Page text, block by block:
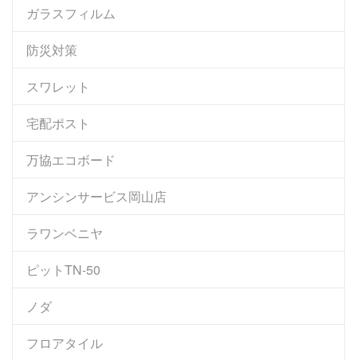
ガラスフィルム
防災対策
スワレット
宅配ポスト
万協エコボード
アンシンサービス岡山店
ラワンベニヤ
ピットTN-50
ノダ
フロアタイル